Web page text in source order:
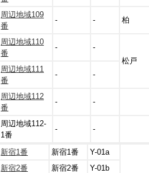
周辺地域109
番
- - 柏
周辺地域110
番
-
-
松戸
周辺地域111
番
- -
周辺地域112
番
- -
周辺地域112-
1番
- -
新宿1番 新宿1番 Y-01a
新宿2番 新宿2番
Y-01b